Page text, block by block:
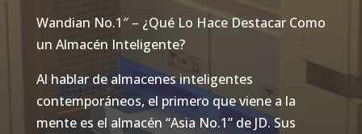
Wandian No.1″ – ¿Qué Lo Hace Destacar Como
un Almacén Inteligente?
Al hablar de almacenes inteligentes
contemporáneos, el primero que viene a la
mente es el almacén “Asia No.1” de JD. Sus